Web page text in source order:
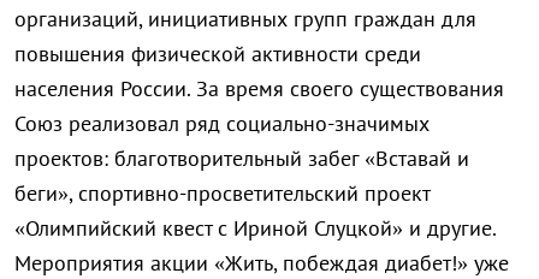
организаций, инициативных групп граждан для
повышения физической активности среди
населения России. За время своего существования
Союз реализовал ряд социально-значимых
проектов: благотворительный забег «Вставай и
беги», спортивно-просветительский проект
«Олимпийский квест с Ириной Слуцкой» и другие.
Мероприятия акции «Жить, побеждая диабет!» уже